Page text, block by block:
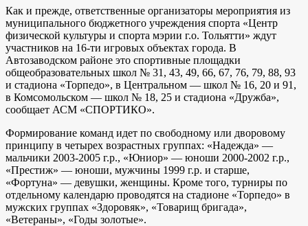
Как и прежде, ответственные организаторы мероприятия из
муниципального бюджетного учреждения спорта «Центр
физической культуры и спорта мэрии г.о. Тольятти» ждут
участников на 16-ти игровых объектах города. В
Автозаводском районе это спортивные площадки
общеобразовательных школ № 31, 43, 49, 66, 67, 76, 79, 88, 93
и стадиона «Торпедо», в Центральном — школ № 16, 20 и 91,
в Комсомольском — школ № 18, 25 и стадиона «Дружба»,
сообщает АСМ «СПОРТИКО».
Формирование команд идет по свободному или дворовому
принципу в четырех возрастных группах: «Надежда» —
мальчики 2003-2005 г.р., «Юниор» — юноши 2000-2002 г.р.,
«Престиж» — юноши, мужчины 1999 г.р. и старше,
«Фортуна» — девушки, женщины. Кроме того, турниры по
отдельному календарю проводятся на стадионе «Торпедо» в
мужских группах «Здоровяк», «Товарищ бригада»,
«Ветераны», «Годы золотые».